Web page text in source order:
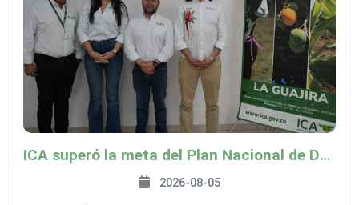
ICA superó la meta del Plan Nacional de Desarrollo y abrió 61 mercados internacionales
2026-08-05